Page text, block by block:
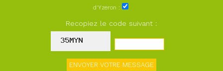
d'Yzeron :
Recopiez le code suivant :